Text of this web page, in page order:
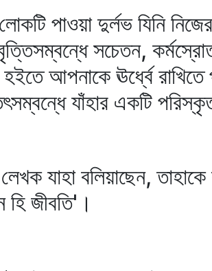
পাওয়া দুর্লভ যিনি
সচেতন,
আপনাকে ঊর্ধ্বে
যাঁহার একটি
যাহা বলিয়াছেন,
হি জীবতি'।